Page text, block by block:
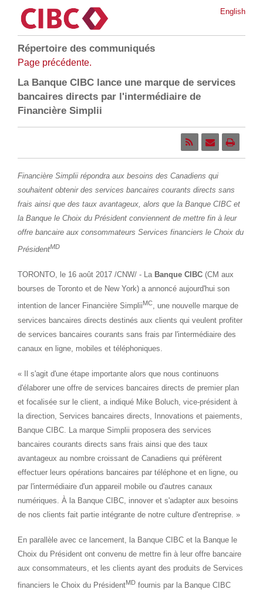
English
Répertoire des communiqués
Page précédente.
La Banque CIBC lance une marque de services
bancaires directs par l'intermédiaire de
Financière Simplii
Financière Simplii répondra aux besoins des Canadiens qui
souhaitent obtenir des services bancaires courants directs sans
frais ainsi que des taux avantageux, alors que la Banque CIBC et
la Banque le Choix du Président conviennent de mettre fin à leur
offre bancaire aux consommateurs Services financiers le Choix du
PrésidentMD
TORONTO, le 16 août 2017 /CNW/ - La Banque CIBC (CM aux
bourses deToronto et de New York) a annoncé aujourd'hui son
intention de lancer Financière SimpliiMC, une nouvelle marque de
services bancaires directs destinés aux clients qui veulent profiter
de services bancaires courants sans frais par l'intermédiaire des
canaux en ligne, mobiles et téléphoniques.
« Il s'agit d'une étape importante alors que nous continuons
d'élaborer une offre de services bancaires directs de premier plan
et focalisée sur le client, a indiqué Mike Boluch, vice-président à
la direction, Services bancaires directs, Innovations et paiements,
Banque CIBC. La marque Simplii proposera des services
bancaires courants directs sans frais ainsi que des taux
avantageux au nombre croissant de Canadiens qui préfèrent
effectuer leurs opérations bancaires par téléphone et en ligne, ou
par l'intermédiaire d'un appareil mobile ou d'autres canaux
numériques. À la Banque CIBC, innover et s'adapter aux besoins
de nos clients fait partie intégrante de notre culture d'entreprise. »
En parallèle avec ce lancement, la Banque CIBC et la Banque le
Choix du Président ont convenu de mettre fin à leur offre bancaire
aux consommateurs, et les clients ayant des produits de Services
financiers le Choix du PrésidentMD fournis par la Banque CIBC